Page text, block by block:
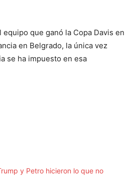
que ganó la Copa Davis en
en Belgrado, la única vez
se ha impuesto en esa
y Petro hicieron lo que no